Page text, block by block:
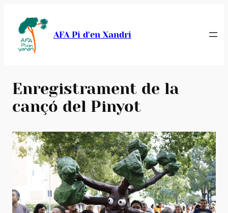
contingut
AFA Pi d'en Xandri
Enregistrament de la
cançó del Pinyot